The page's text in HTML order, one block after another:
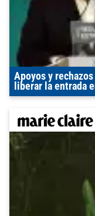
Apoyos y
liberar la entrada